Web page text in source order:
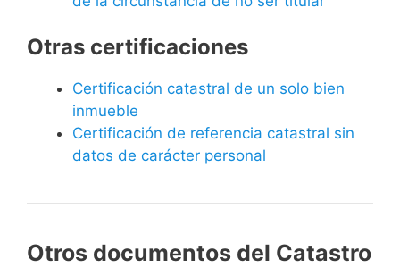
Otras certificaciones
Certificación catastral de un solo bien
inmueble
Certificación de referencia catastral sin
datos de carácter personal
Otros documentos del Catastro